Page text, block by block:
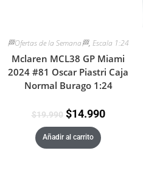
🏁Ofertas de la Semana🏁, Escala 1:24
Mclaren MCL38 GP Miami
2024 #81 Oscar Piastri Caja
Normal Burago 1:24
$19.990 $14.990
Añadir al carrito